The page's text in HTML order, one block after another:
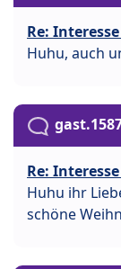
Re:
Huhu, auch
Re:
Huhu ihr
schöne